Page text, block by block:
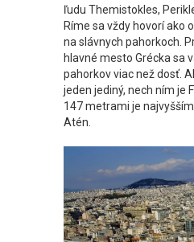
ľudu Themistokles,
Ríme sa vždy hovorí ako
na slávnych pahorkoch.
hlavné mesto Grécka sa
pahorkov viac než dosť.
jeden jediný, nech ním je
147 metrami je
Atén.